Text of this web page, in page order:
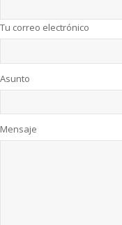
Tu correo electrónico
Asunto
Mensaje